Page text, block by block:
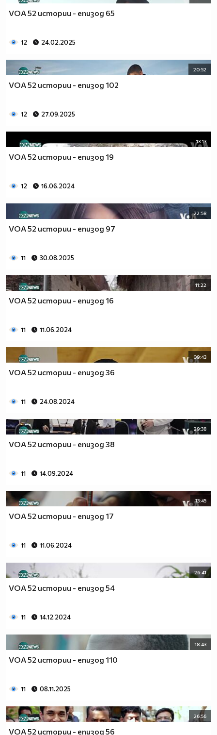
VOA 52 истории - епизод 65
12 24.02.2025
20:52
VOA 52 истории - епизод 102
12 27.09.2025
13:13
VOA 52 истории - епизод 19
12 16.06.2024
22:58
VOA 52 истории - епизод 97
11 30.08.2025
11:22
VOA 52 истории - епизод 16
11 11.06.2024
09:43
VOA 52 истории - епизод 36
11 24.08.2024
29:38
VOA 52 истории - епизод 38
11 14.09.2024
13:45
VOA 52 истории - епизод 17
11 11.06.2024
26:41
VOA 52 истории - епизод 54
11 14.12.2024
18:43
VOA 52 истории - епизод 110
11 08.11.2025
26:56
VOA 52 истории - епизод 56